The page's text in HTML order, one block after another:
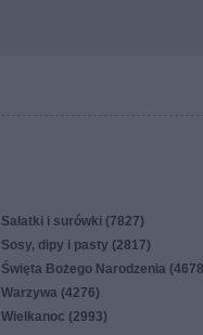
Sałatki i surówki (7827)
Sosy, dipy i pasty (2817)
Święta Bożego Narodzenia
Warzywa (4276)
Wielkanoc (2993)